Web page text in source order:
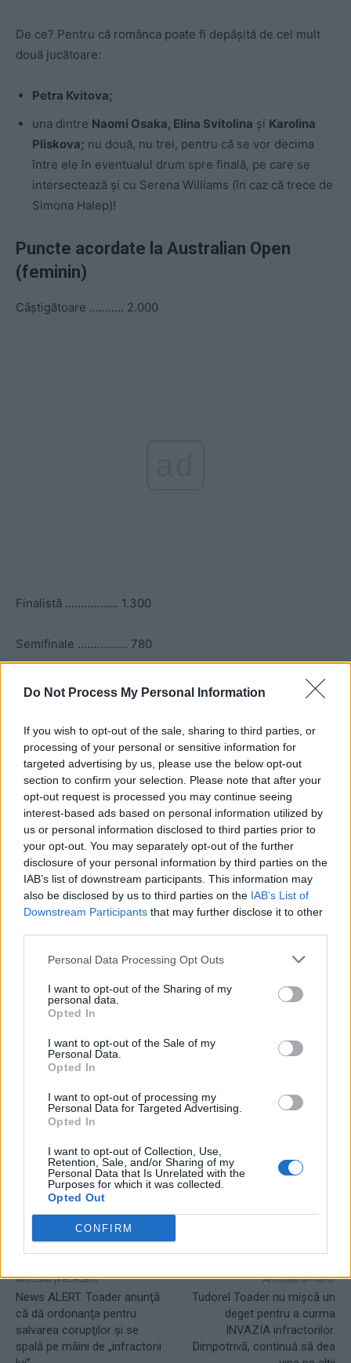
Do Not Process My Personal Information
If you wish to opt-out of the sale, sharing to third parties, or
processing of your personal or sensitive information for
targeted advertising by us, please use the below opt-out
section to confirm your selection. Please note that after your
opt-out request is processed you may continue seeing
interest-based ads based on personal information utilized by
us or personal information disclosed to third parties prior to
your opt-out. You may separately opt-out of the further
disclosure of your personal information by third parties on the
IAB’s list of downstream participants. This information may
also be disclosed by us to third parties on the IAB’s List of
Downstream Participants that may further disclose it to other
Personal Data Processing Opt Outs
I want to opt-out of the Sharing of my
personal data.
Opted In
I want to opt-out of the Sale of my
Personal Data.
Opted In
I want to opt-out of processing my
Personal Data for Targeted Advertising.
Opted In
I want to opt-out of Collection, Use,
Retention, Sale, and/or Sharing of my
Personal Data that Is Unrelated with the
Purposes for which it was collected.
Opted Out
CONFIRM
De ce? Pentru că românca poate fi depăşită de cel mult
două jucătoare:
Petra Kvitova;
una dintre Naomi Osaka, Elina Svitolina şi Karolina
Pliskova; nu două, nu trei, pentru că se vor decima
între ele în eventualul drum spre finală, pe care se
intersectează şi cu Serena Williams (în caz că trece de
Simona Halep)!
Puncte acordate la Australian Open
(feminin)
Câştigătoare ……….. 2.000
Finalistă …………….. 1.300
Semifinale ……………. 780
„Sferturi” ……………… 430
„Optimi” ………………. 240
Turul 3 ……………….. 130
Turul 2 ………………… 70
Turul 1 ………………… 10
CITIȚI ŞI:
Mari surprize la Australian Open! Federer,
Kerber, Wozniacki, Şarapova şi Stephens
n-au ajuns nici măcar în „sferturi”
Articolul precedent
News ALERT. Toader anunţă
că dă ordonanţa pentru
salvarea corupţilor şi se
spală pe mâini de „infractorii
Articolul următor
Tudorel Toader nu mişcă un
deget pentru a curma
INVAZIA infractorilor.
Dimpotrivă, continuă să dea